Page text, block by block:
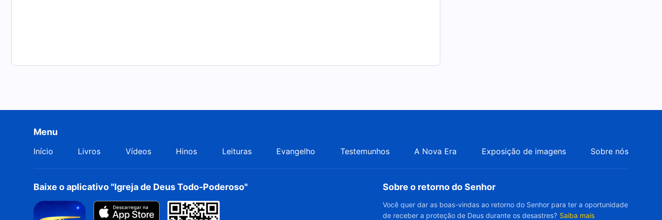
Menu
Início Livros Vídeos Hinos Leituras Evangelho Testemunhos A Nova Era Exposição de imagens Sobre nós
Baixe o aplicativo "Igreja de Deus Todo-Poderoso" Sobre o retorno do Senhor
Você quer dar as boas-vindas ao retorno do Senhor para ter a oportunidade
de receber a proteção de Deus durante os desastres? Saiba mais